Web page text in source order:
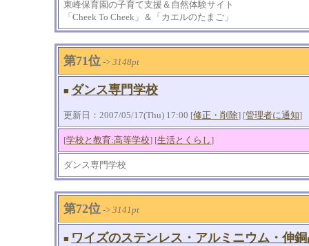
東峰保育園の子育て支援＆自然体験サイト
「Cheek To Cheek」＆「カエルのたまご」
第71位 ->3148pt
■ ダンス専門学校
更新日：2007/05/17(Thu) 17:00 [修正・削除] [管理者に通知]
[学校と教育:高等学校] [生活とくらし]
ダンス専門学校
第72位 ->3141pt
■ ワイズのステンレス・アルミニウム・伸